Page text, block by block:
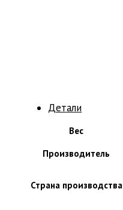
Детали
Вес
Производитель
Страна производства